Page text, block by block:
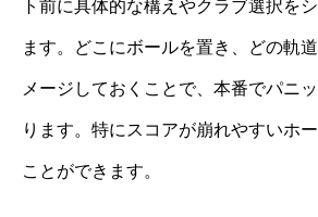
ト前に具体的な構えやクラブ選択を
ます。どこにボールを置き、どの軌
メージしておくことで、本番でパニ
ります。特にスコアが崩れやすいホ
ことができます。